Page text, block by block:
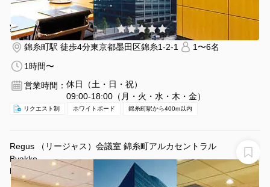
¥9790 〜 ¥9790 /時間
(0件)
錦糸町駅 徒歩4分東京都墨田区錦糸1-2-1
1〜6名
1時間〜
営業時間： 休日（土・日・祝）
09:00-18:00（月・火・水・木・金）
リクエスト制 ホワイトボード 錦糸町駅から400m以内
Regus （リージャス）会議室 錦糸町アルカセントラル
Byakko
Regus 会議室 錦糸町アルカセントラル